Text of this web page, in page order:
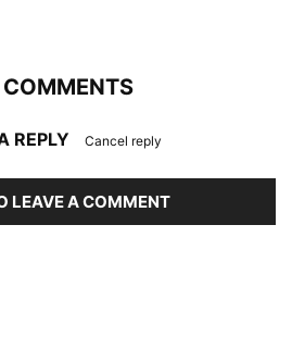
REPLY Cancel reply
LEAVE A COMMENT